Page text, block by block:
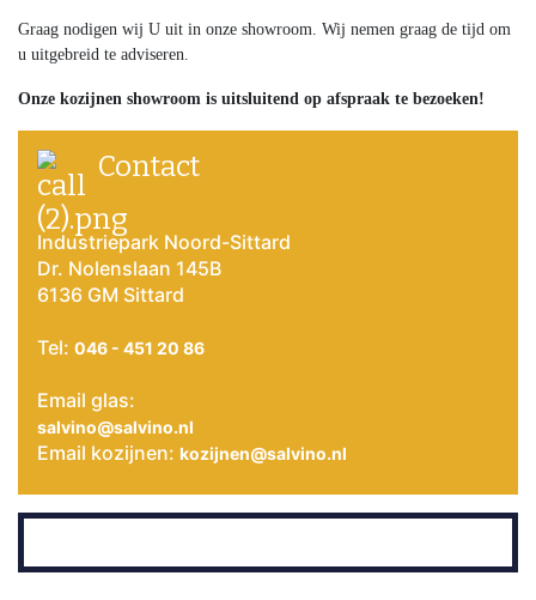
Graag nodigen wij U uit in onze showroom. Wij nemen graag de tijd om
u uitgebreid te adviseren.
Onze kozijnen showroom is uitsluitend op afspraak te bezoeken!
Contact
Industriepark Noord-Sittard
Dr. Nolenslaan 145B
6136 GM Sittard
Tel: 046 - 451 20 86
Email glas:
salvino@salvino.nl
Email kozijnen: kozijnen@salvino.nl